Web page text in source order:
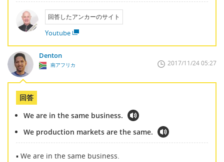
回答したアンカーのサイト
Youtube
Denton
南アフリカ 2017/11/24 05:27
回答
We are in the same business.
We production markets are the same.
▪ We are in the same business.